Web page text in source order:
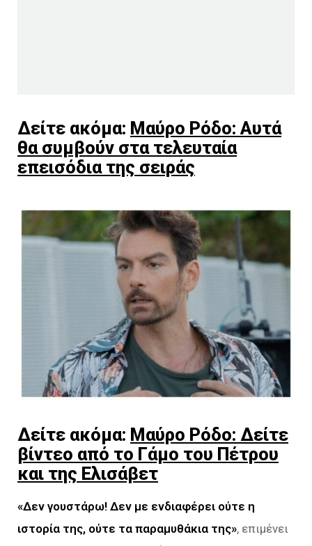
Δείτε ακόμα: Μαύρο Ρόδο: Αυτά
θα συμβούν στα τελευταία
επεισόδια της σειράς
Δείτε ακόμα: Μαύρο Ρόδο: Δείτε
βίντεο από το Γάμο του Πέτρου
και της Ελισάβετ
«Δεν γουστάρω! Δεν με ενδιαφέρει ούτε η
ιστορία της, ούτε τα παραμυθάκια της», επιμένει